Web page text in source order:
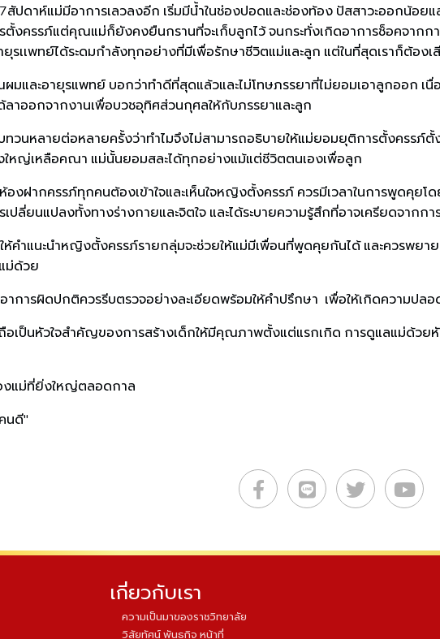
ปดาห์แม่มีอาการเลวลงอีก เริ่มมีน้ำในช่องปอดและช่องท้อง ปัสสาวะออกน้อย
ตั้งครรภ์แต่คุณแม่ก็ยังคงยืนกรานที่จะเก็บลูกไว้ จนกระทั่งเกิดอาการช็อคจากกา
ยุรเเพทย์ได้ระดมกำลังทุกอย่างที่มีเพื่อรักษาชีวิตแม่และลูก แต่ในที่สุดเราก็ต้อง
และอายุรแพทย์ บอกว่าทำดีที่สุดแล้วและไม่โทษภรรยาที่ไม่ยอมเอาลูกออก เนื่
ลาออกจากงานเพื่อบวชอุทิศส่วนกุศลให้กับภรรยาและลูก
ทวนหลายต่อหลายครั้งว่าทำไมจึงไม่สามารถอธิบายให้แม่ยอมยุติการตั้งครรภ์
หญ่เหลือคณา แม่นั้นยอมสละได้ทุกอย่างแม้แต่ชีวิตตนเองเพื่อลูก
องฝากครรภ์ทุกคนต้องเข้าใจและเห็นใจหญิงตั้งครรภ์ ควรมีเวลาในการพูดคุ
ปลี่ยนแปลงทั้งทางร่างกายและจิตใจ และได้ระบายความรู้สึกที่อาจเครียดจาก
คำแนะนำหญิงตั้งครรภ์รายกลุ่มจะช่วยให้แม่มีเพื่อนที่พูดคุยกันได้ และควรพยาย
ม่ด้วย
าการผิดปกติควรรีบตรวจอย่างละเอียดพร้อมให้คำปรึกษา เพื่อให้เกิดความปล
อเป็นหัวใจสำคัญของการสร้างเด็กให้มีคุณภาพตั้งแต่แรกเกิด การดูแลแม่ด้วย
งแม่ที่ยิ่งใหญ่ตลอดกาล
นดี"
เกี่ยวกับเรา
ความเป็นมาของราชวิทยาลัย
วิสัยทัศน์ พันธกิจ หน้าที่